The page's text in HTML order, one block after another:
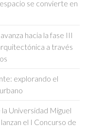
se convierte en
hacia la fase III
a través
explorando el
Universidad Miguel
el I Concurso de